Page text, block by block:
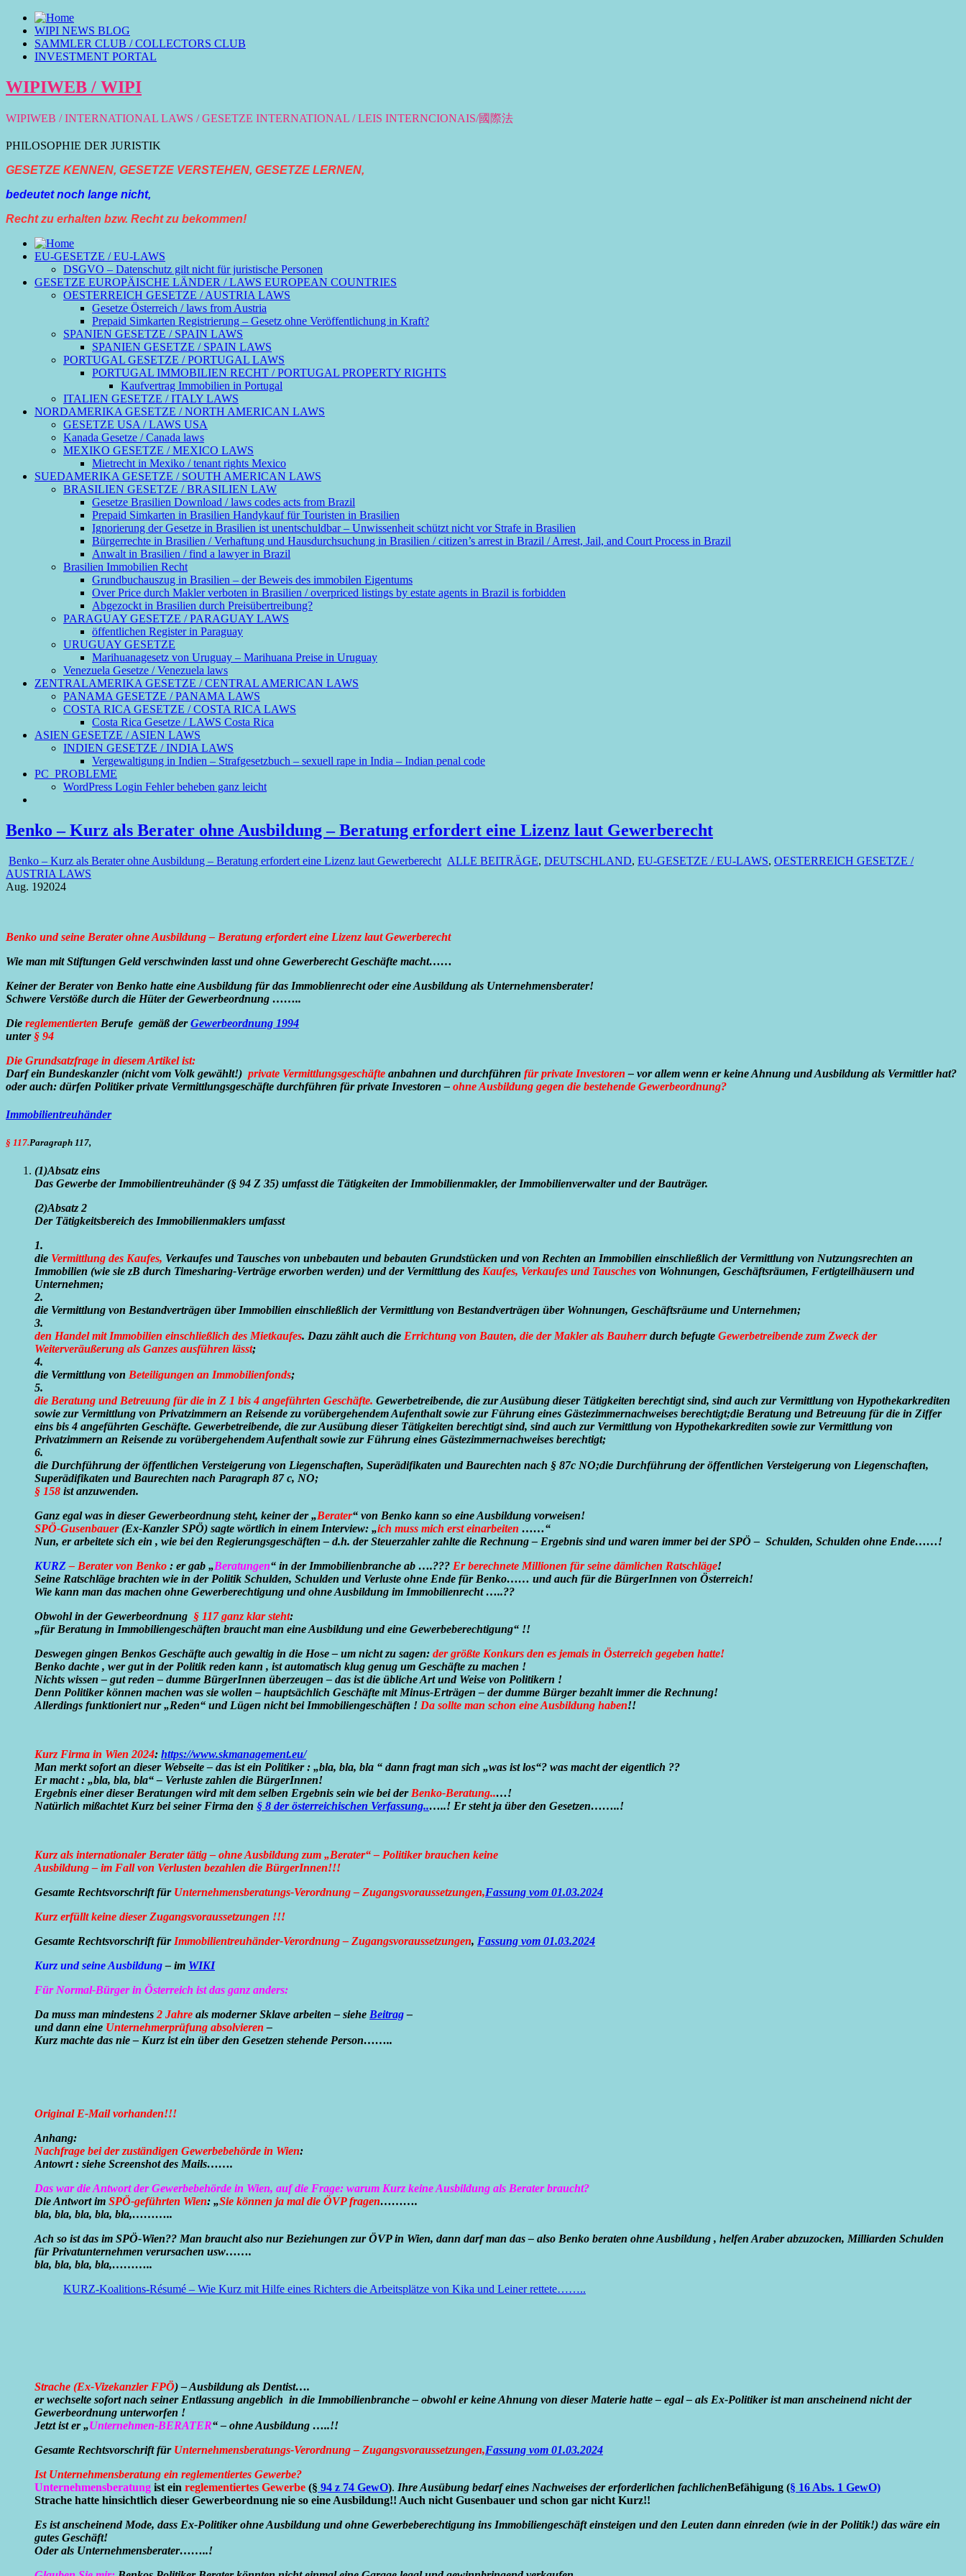
WIPI NEWS BLOG
SAMMLER CLUB / COLLECTORS CLUB
INVESTMENT PORTAL
WIPIWEB / WIPI
WIPIWEB / INTERNATIONAL LAWS / GESETZE INTERNATIONAL / LEIS INTERNCIONAIS/國際法
PHILOSOPHIE DER JURISTIK
GESETZE KENNEN, GESETZE VERSTEHEN, GESETZE LERNEN,
bedeutet noch lange nicht,
Recht zu erhalten bzw. Recht zu bekommen!
EU-GESETZE / EU-LAWS
DSGVO – Datenschutz gilt nicht für juristische Personen
GESETZE EUROPÄISCHE LÄNDER / LAWS EUROPEAN COUNTRIES
OESTERREICH GESETZE / AUSTRIA LAWS
Gesetze Österreich / laws from Austria
Prepaid Simkarten Registrierung – Gesetz ohne Veröffentlichung in Kraft?
SPANIEN GESETZE / SPAIN LAWS
SPANIEN GESETZE / SPAIN LAWS
PORTUGAL GESETZE / PORTUGAL LAWS
PORTUGAL IMMOBILIEN RECHT / PORTUGAL PROPERTY RIGHTS
Kaufvertrag Immobilien in Portugal
ITALIEN GESETZE / ITALY LAWS
NORDAMERIKA GESETZE / NORTH AMERICAN LAWS
GESETZE USA / LAWS USA
Kanada Gesetze / Canada laws
MEXIKO GESETZE / MEXICO LAWS
Mietrecht in Mexiko / tenant rights Mexico
SUEDAMERIKA GESETZE / SOUTH AMERICAN LAWS
BRASILIEN GESETZE / BRASILIEN LAW
Gesetze Brasilien Download / laws codes acts from Brazil
Prepaid Simkarten in Brasilien Handykauf für Touristen in Brasilien
Ignorierung der Gesetze in Brasilien ist unentschuldbar – Unwissenheit schützt nicht vor Strafe in Brasilien
Bürgerrechte in Brasilien / Verhaftung und Hausdurchsuchung in Brasilien / citizen’s arrest in Brazil / Arrest, Jail, and Court Process in Brazil
Anwalt in Brasilien / find a lawyer in Brazil
Brasilien Immobilien Recht
Grundbuchauszug in Brasilien – der Beweis des immobilen Eigentums
Over Price durch Makler verboten in Brasilien / overpriced listings by estate agents in Brazil is forbidden
Abgezockt in Brasilien durch Preisübertreibung?
PARAGUAY GESETZE / PARAGUAY LAWS
öffentlichen Register in Paraguay
URUGUAY GESETZE
Marihuanagesetz von Uruguay – Marihuana Preise in Uruguay
Venezuela Gesetze / Venezuela laws
ZENTRALAMERIKA GESETZE / CENTRAL AMERICAN LAWS
PANAMA GESETZE / PANAMA LAWS
COSTA RICA GESETZE / COSTA RICA LAWS
Costa Rica Gesetze / LAWS Costa Rica
ASIEN GESETZE / ASIEN LAWS
INDIEN GESETZE / INDIA LAWS
Vergewaltigung in Indien – Strafgesetzbuch – sexuell rape in India – Indian penal code
PC_PROBLEME
WordPress Login Fehler beheben ganz leicht
Benko – Kurz als Berater ohne Ausbildung – Beratung erfordert eine Lizenz laut Gewerberecht
Benko – Kurz als Berater ohne Ausbildung – Beratung erfordert eine Lizenz laut Gewerberecht ALLE BEITRÄGE, DEUTSCHLAND, EU-GESETZE / EU-LAWS, OESTERREICH GESETZE /
AUSTRIA LAWS
Aug. 192024
Benko und seine Berater ohne Ausbildung – Beratung erfordert eine Lizenz laut Gewerberecht
Wie man mit Stiftungen Geld verschwinden lasst und ohne Gewerberecht Geschäfte macht……
Keiner der Berater von Benko hatte eine Ausbildung für das Immoblienrecht oder eine Ausbildung als Unternehmensberater!
Schwere Verstöße durch die Hüter der Gewerbeordnung ……..
Die reglementierten Berufe gemäß derGewerbeordnung 1994
unter § 94
Die Grundsatzfrage in diesem Artikel ist:
Darf ein Bundeskanzler (nicht vom Volk gewählt!) private Vermittlungsgeschäfte anbahnen und durchführen für private Investoren – vor allem wenn er keine Ahnung und Ausbildung als Vermittler hat?
oder auch: dürfen Politiker private Vermittlungsgeschäfte durchführen für private Investoren – ohne Ausbildung gegen die bestehende Gewerbeordnung?
Immobilientreuhänder
§ 117.Paragraph 117,
(1)Absatz eins
Das Gewerbe der Immobilientreuhänder (§ 94 Z 35) umfasst die Tätigkeiten der Immobilienmakler, der Immobilienverwalter und der Bauträger.
(2)Absatz 2
Der Tätigkeitsbereich des Immobilienmaklers umfasst
1.
die Vermittlung des Kaufes, Verkaufes und Tausches von unbebauten und bebauten Grundstücken und von Rechten an Immobilien einschließlich der Vermittlung von Nutzungsrechten an
Immobilien (wie sie zB durch Timesharing-Verträge erworben werden) und der Vermittlung des Kaufes, Verkaufes und Tausches von Wohnungen, Geschäftsräumen, Fertigteilhäusern und
Unternehmen;
2.
die Vermittlung von Bestandverträgen über Immobilien einschließlich der Vermittlung von Bestandverträgen über Wohnungen, Geschäftsräume und Unternehmen;
3.
den Handel mit Immobilien einschließlich des Mietkaufes. Dazu zählt auch die Errichtung von Bauten, die der Makler als Bauherrdurch befugte Gewerbetreibende zum Zweck der
Weiterveräußerung als Ganzes ausführen lässt;
4.
die Vermittlung von Beteiligungen an Immobilienfonds;
5.
die Beratung und Betreuung für die in Z 1 bis 4 angeführten Geschäfte. Gewerbetreibende, die zur Ausübung dieser Tätigkeiten berechtigt sind, sind auch zur Vermittlung von Hypothekarkrediten
sowie zur Vermittlung von Privatzimmern an Reisende zu vorübergehendem Aufenthalt sowie zur Führung eines Gästezimmernachweises berechtigt;die Beratung und Betreuung für die in Ziffer
eins bis 4 angeführten Geschäfte. Gewerbetreibende, die zur Ausübung dieser Tätigkeiten berechtigt sind, sind auch zur Vermittlung von Hypothekarkrediten sowie zur Vermittlung von
Privatzimmern an Reisende zu vorübergehendem Aufenthalt sowie zur Führung eines Gästezimmernachweises berechtigt;
6.
die Durchführung der öffentlichen Versteigerung von Liegenschaften, Superädifikaten und Baurechten nach § 87c NO;die Durchführung der öffentlichen Versteigerung von Liegenschaften,
Superädifikaten und Baurechten nach Paragraph 87 c, NO;
§ 158 ist anzuwenden.
Ganz egal was in dieser Gewerbeordnung steht, keiner der „Berater“ von Benko kann so eine Ausbildung vorweisen!
SPÖ-Gusenbauer(Ex-Kanzler SPÖ) sagte wörtlich in einem Interview: „ich muss mich erst einarbeiten ……“
Nun, er arbeitete sich ein , wie bei den Regierungsgeschäften – d.h. der Steuerzahler zahlte die Rechnung – Ergebnis sind und waren immer bei der SPÖ – Schulden, Schulden ohne Ende……!
KURZ– Berater von Benko : er gab „Beratungen“ in der Immobilienbranche ab ….??? Er berechnete Millionen für seine dämlichen Ratschläge!
Seine Ratschläge brachten wie in der Politik Schulden, Schulden und Verluste ohne Ende für Benko…… und auch für die BürgerInnen von Österreich!
Wie kann man das machen ohne Gewerberechtigung und ohne Ausbildung im Immobilienrecht …..??
Obwohl in der Gewerbeordnung § 117 ganz klar steht:
„für Beratung in Immobiliengeschäften braucht man eine Ausbildung und eine Gewerbeberechtigung“ !!
Deswegen gingen Benkos Geschäfte auch gewaltig in die Hose – um nicht zu sagen: der größte Konkurs den es jemals in Österreich gegeben hatte!
Benko dachte , wer gut in der Politik reden kann , ist automatisch klug genug um Geschäfte zu machen !
Nichts wissen – gut reden – dumme BürgerInnen überzeugen – das ist die übliche Art und Weise von Politikern !
Denn Politiker können machen was sie wollen – hauptsächlich Geschäfte mit Minus-Erträgen – der dumme Bürger bezahlt immer die Rechnung!
Allerdings funktioniert nur „Reden“ und Lügen nicht bei Immobiliengeschäften ! Da sollte man schon eine Ausbildung haben!!
Kurz Firma in Wien 2024: https://www.skmanagement.eu/
Man merkt sofort an dieser Webseite – das ist ein Politiker : „bla, bla, bla “ dann fragt man sich „was ist los“? was macht der eigentlich ??
Er macht : „bla, bla, bla“ – Verluste zahlen die BürgerInnen!
Ergebnis einer dieser Beratungen wird mit dem selben Ergebnis sein wie bei der Benko-Beratung..…!
Natürlich mißachtet Kurz bei seiner Firma den § 8 der österreichischen Verfassung..…..! Er steht ja über den Gesetzen……..!
Kurz als internationaler Berater tätig – ohne Ausbildung zum „Berater“ – Politiker brauchen keine
Ausbildung – im Fall von Verlusten bezahlen die BürgerInnen!!!
Gesamte Rechtsvorschrift für Unternehmensberatungs-Verordnung – Zugangsvoraussetzungen,Fassung vom 01.03.2024
Kurz erfüllt keine dieser Zugangsvoraussetzungen !!!
Gesamte Rechtsvorschrift für Immobilientreuhänder-Verordnung – Zugangsvoraussetzungen, Fassung vom 01.03.2024
Kurz und seine Ausbildung– im WIKI
Für Normal-Bürger in Österreich ist das ganz anders:
Da muss man mindestens 2 Jahre als moderner Sklave arbeiten – siehe Beitrag–
und dann eine Unternehmerprüfung absolvieren –
Kurz machte das nie – Kurz ist ein über den Gesetzen stehende Person……..
Original E-Mail vorhanden!!!
Anhang:
Nachfrage bei der zuständigen Gewerbebehörde in Wien:
Antowrt : siehe Screenshot des Mails…….
Das war die Antwort der Gewerbebehörde in Wien, auf die Frage: warum Kurz keine Ausbildung als Berater braucht?
Die Antwort im SPÖ-geführten Wien: „Sie können ja mal die ÖVP fragen……….
bla, bla, bla, bla, bla,………..
Ach so ist das im SPÖ-Wien?? Man braucht also nur Beziehungen zur ÖVP in Wien, dann darf man das – also Benko beraten ohne Ausbildung , helfen Araber abzuzocken, Milliarden Schulden
für Privatunternehmen verursachen usw…….
bla, bla, bla, bla,………..
KURZ-Koalitions-Résumé – Wie Kurz mit Hilfe eines Richters die Arbeitsplätze von Kika und Leiner rettete……..
Strache (Ex-Vizekanzler FPÖ) – Ausbildung als Dentist….
er wechselte sofort nach seiner Entlassung angeblich in die Immobilienbranche – obwohl er keine Ahnung von dieser Materie hatte – egal – als Ex-Politiker ist man anscheinend nicht der
Gewerbeordnung unterworfen !
Jetzt ist er „Unternehmen-BERATER“ – ohne Ausbildung …..!!
Gesamte Rechtsvorschrift für Unternehmensberatungs-Verordnung – Zugangsvoraussetzungen,Fassung vom 01.03.2024
Ist Unternehmensberatung ein reglementiertes Gewerbe?
Unternehmensberatung ist ein reglementiertes Gewerbe (§ 94 z 74 GewO). Ihre Ausübung bedarf eines Nachweises der erforderlichen fachlichenBefähigung (§ 16 Abs. 1 GewO)
Strache hatte hinsichtlich dieser Gewerbeordnung nie so eine Ausbildung!! Auch nicht Gusenbauer und schon gar nicht Kurz!!
Es ist anscheinend Mode, dass Ex-Politiker ohne Ausbildung und ohne Gewerbeberechtigung ins Immobiliengeschäft einsteigen und den Leuten dann einreden (wie in der Politik!) das wäre ein
gutes Geschäft!
Oder als Unternehmensberater……..!